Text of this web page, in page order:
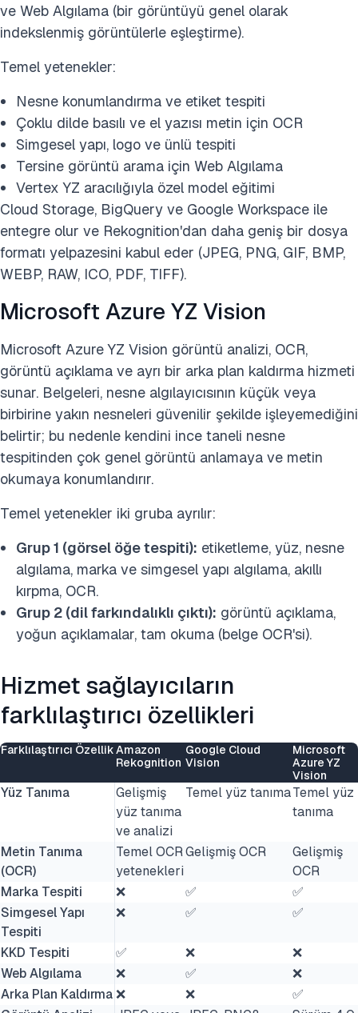
ve Web Algılama (bir görüntüyü genel olarak
indekslenmiş görüntülerle eşleştirme).
Temel yetenekler:
Nesne konumlandırma ve etiket tespiti
Çoklu dilde basılı ve el yazısı metin için OCR
Simgesel yapı, logo ve ünlü tespiti
Tersine görüntü arama için Web Algılama
Vertex YZ aracılığıyla özel model eğitimi
Cloud Storage, BigQuery ve Google Workspace ile
entegre olur ve Rekognition'dan daha geniş bir dosya
formatı yelpazesini kabul eder (JPEG, PNG, GIF, BMP,
WEBP, RAW, ICO, PDF, TIFF).
Microsoft Azure YZ Vision
Microsoft Azure YZ Vision görüntü analizi, OCR,
görüntü açıklama ve ayrı bir arka plan kaldırma hizmeti
sunar. Belgeleri, nesne algılayıcısının küçük veya
birbirine yakın nesneleri güvenilir şekilde işleyemediğini
belirtir; bu nedenle kendini ince taneli nesne
tespitinden çok genel görüntü anlamaya ve metin
okumaya konumlandırır.
Temel yetenekler iki gruba ayrılır:
Grup 1 (görsel öğe tespiti): etiketleme, yüz, nesne
algılama, marka ve simgesel yapı algılama, akıllı
kırpma, OCR.
Grup 2 (dil farkındalıklı çıktı): görüntü açıklama,
yoğun açıklamalar, tam okuma (belge OCR'si).
Hizmet sağlayıcıların
farklılaştırıcı özellikleri
Farklılaştırıcı ÖzellikAmazon
Rekognition
Google Cloud
Vision
Microsoft
Azure YZ
Vision
Yüz Tanıma
Gelişmiş
yüz tanıma
ve analizi
Temel yüz tanımaTemel yüz
tanıma
Metin Tanıma
(OCR)
Temel OCR
yetenekleri
Gelişmiş OCR
Gelişmiş
OCR
Marka Tespiti
❌ ✅
✅
Simgesel Yapı
Tespiti
❌ ✅ ✅
KKD Tespiti ✅ ❌
❌
Web Algılama
❌ ✅
❌
Arka Plan Kaldırma❌ ❌
✅